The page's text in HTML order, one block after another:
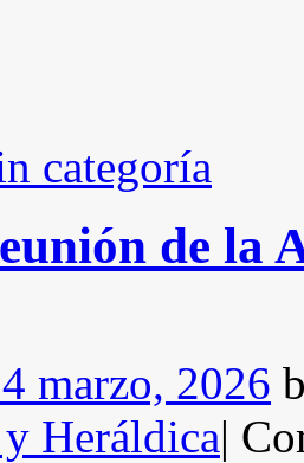
categoría
de la
marzo, 2026
Heráldica|